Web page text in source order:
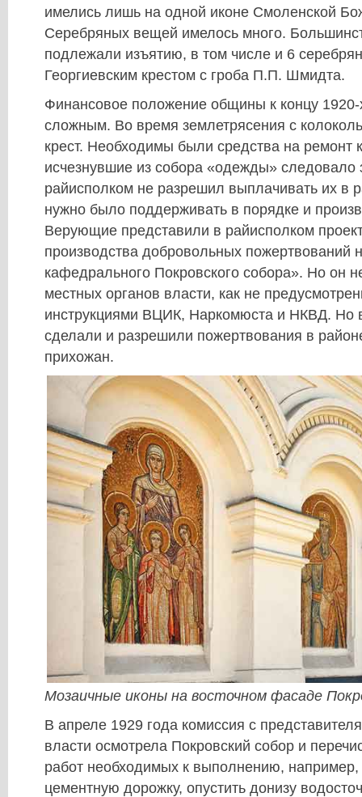
имелись лишь на одной иконе Смоленской
Серебряных вещей имелось много.
подлежали изъятию, в том числе и 6
Георгиевским крестом с гроба П.П. Шмидта.
Финансовое положение общины к концу 1920-
сложным. Во время землетрясения с
крест. Необходимы были средства на ремонт
исчезнувшие из собора «одежды» следовало
райисполком не разрешил выплачивать их в
нужно было поддерживать в порядке и
Верующие представили в райисполком
производства добровольных пожертвований
кафедрального Покровского собора». Но он
местных органов власти, как не
инструкциями ВЦИК, Наркомюста и НКВД. Но
сделали и разрешили пожертвования в
прихожан.
Мозаичные иконы на восточном фасаде
В апреле 1929 года комиссия с
власти осмотрела Покровский собор и
работ необходимых к выполнению, например,
цементную дорожку, опустить донизу